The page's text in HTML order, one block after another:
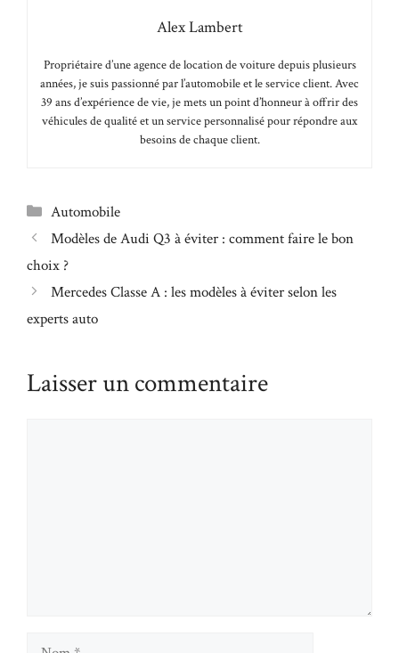
Alex Lambert
Propriétaire d’une agence de location de voiture depuis plusieurs
années, je suis passionné par l’automobile et le service client. Avec
39 ans d’expérience de vie, je mets un point d’honneur à offrir des
véhicules de qualité et un service personnalisé pour répondre aux
besoins de chaque client.
Catégories
Automobile
Modèles de Audi Q3 à éviter : comment faire le bon
choix ?
Mercedes Classe A : les modèles à éviter selon les
experts auto
Laisser un commentaire